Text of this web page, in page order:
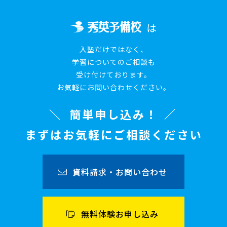
は
入塾だけではなく、
学習についてのご相談も
受け付けております。
お気軽にお問い合わせください。
簡単申し込み！
まずはお気軽にご相談ください
資料請求・お問い合わせ
無料体験お申し込み